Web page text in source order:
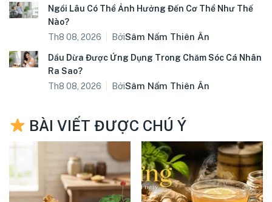
Ngồi Lâu Có Thể Ảnh Hưởng Đến Cơ Thể Như Thế
Nào?
Th8 08, 2026
BởiSâm Nấm Thiên Ân
Dầu Dừa Được Ứng Dụng Trong Chăm Sóc Cá Nhân
Ra Sao?
Th8 08, 2026
BởiSâm Nấm Thiên Ân
BÀI VIẾT ĐƯỢC CHÚ Ý